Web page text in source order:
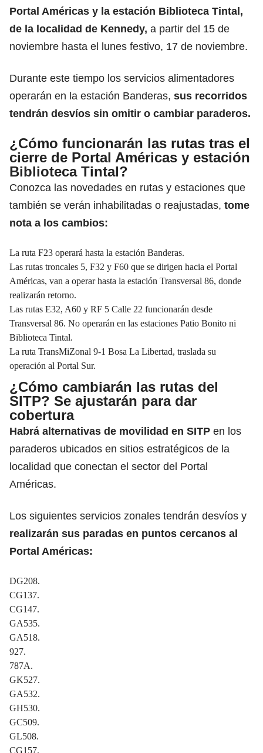
Portal Américas y la estación Biblioteca Tintal,
de la localidad de Kennedy, a partir del 15 de
noviembre hasta el lunes festivo, 17 de noviembre.
Durante este tiempo los servicios alimentadores
operarán en la estación Banderas, sus recorridos
tendrán desvíos sin omitir o cambiar paraderos.
¿Cómo funcionarán las rutas tras el
cierre de Portal Américas y estación
Biblioteca Tintal?
Conozca las novedades en rutas y estaciones que
también se verán inhabilitadas o reajustadas, tome
nota a los cambios:
La ruta F23 operará hasta la estación Banderas.
Las rutas troncales 5, F32 y F60 que se dirigen hacia el Portal
Américas, van a operar hasta la estación Transversal 86, donde
realizarán retorno.
Las rutas E32, A60 y RF 5 Calle 22 funcionarán desde
Transversal 86. No operarán en las estaciones Patio Bonito ni
Biblioteca Tintal.
La ruta TransMiZonal 9-1 Bosa La Libertad, traslada su
operación al Portal Sur.
¿Cómo cambiarán las rutas del
SITP? Se ajustarán para dar
cobertura
Habrá alternativas de movilidad en SITP en los
paraderos ubicados en sitios estratégicos de la
localidad que conectan el sector del Portal
Américas.
Los siguientes servicios zonales tendrán desvíos y
realizarán sus paradas en puntos cercanos al
Portal Américas:
DG208.
CG137.
CG147.
GA535.
GA518.
927.
787A.
GK527.
GA532.
GH530.
GC509.
GL508.
CG157.